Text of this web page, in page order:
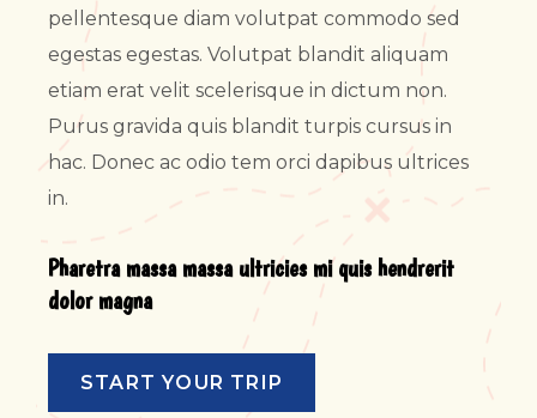
pellentesque diam volutpat commodo sed
egestas egestas. Volutpat blandit aliquam
etiam erat velit scelerisque in dictum non.
Purus gravida quis blandit turpis cursus in
hac. Donec ac odio tem orci dapibus ultrices
in.
Pharetra massa massa ultricies mi quis hendrerit
dolor magna
START YOUR TRIP